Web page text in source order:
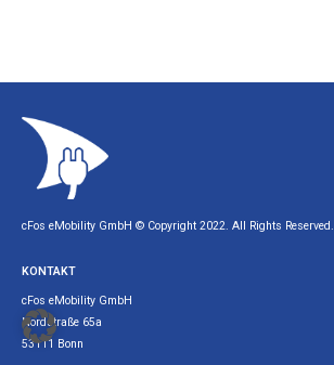
cFos eMobility GmbH © Copyright 2022. All Rights Reserved.
KONTAKT
cFos eMobility GmbH
Nordstraße 65a
53111 Bonn